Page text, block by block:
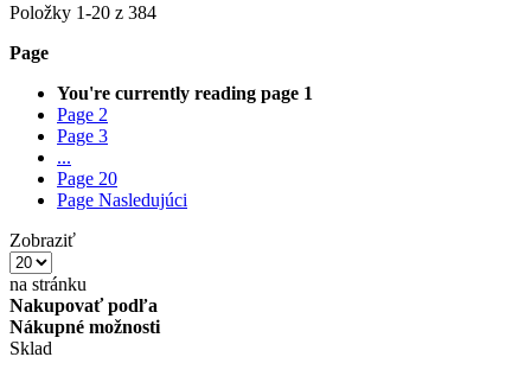
Položky 1-20 z 384
Page
You're currently reading page 1
Page 2
Page 3
...
Page 20
Page Nasledujúci
Zobraziť
na stránku
Nakupovať podľa
Nákupné možnosti
Sklad